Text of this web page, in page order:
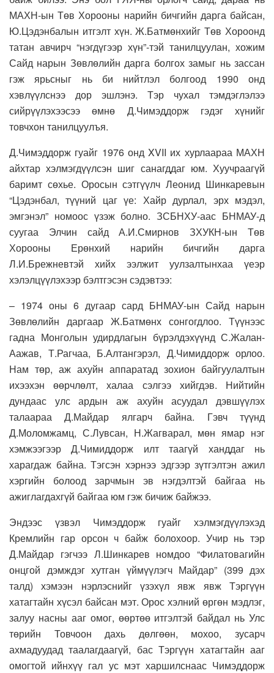
МАХН-ын Төв Хорооны нарийн бичгийн дарга байсан,
Ю.Цэдэнбалын итгэлт хүн. Ж.Батмөнхийг Төв Хороонд
татан авчирч “нэгдүгээр хүн”-тэй танилцуулан, хожим
Сайд нарын Зөвлөлийн дарга болгох замыг нь зассан
гэж ярьсныг нь би нийтлэл болгоод 1990 онд
хэвлүүлснээ дор эшлэнэ. Тэр чухал тэмдэглэлээ
сийрүүлэхээсээ өмнө Д.Чимэддорж гэдэг хүнийг
товчхон танилцуулъя.
Д.Чимэддорж гуайг 1976 онд XVII их хурлаараа МАХН
айхтар хэлмэгдүүлсэн шиг санагддаг юм. Хуучраагүй
баримт сөхье. Оросын сэтгүүлч Леонид Шинкаревын
“Цэдэнбал, түүний цаг үе: Хайр дурлал, эрх мэдэл,
эмгэнэл” номоос үзэж болно. ЗСБНХУ-аас БНМАУ-д
суугаа Элчин сайд А.И.Смирнов ЗХУКН-ын Төв
Хорооны Ерөнхий нарийн бичгийн дарга
Л.И.Брежневтэй хийх ээлжит уулзалтынхаа үеэр
хэлэлцүүлэхээр бэлтгэсэн сэдэвтээ:
– 1974 оны 6 дугаар сард БНМАУ-ын Сайд нарын
Зөвлөлийн даргаар Ж.Батмөнх сонгогдлоо. Түүнээс
гадна Монголын удирдлагын бүрэлдэхүүнд С.Жалан-
Аажав, Т.Рагчаа, Б.Алтангэрэл, Д.Чимиддорж орлоо.
Нам төр, аж ахуйн аппаратад зохион байгуулалтын
ихээхэн өөрчлөлт, халаа сэлгээ хийгдэв. Нийтийн
дундаас улс ардын аж ахуйн асуудал дэвшүүлэх
талаараа Д.Майдар ялгарч байна. Гэвч түүнд
Д.Моломжамц, С.Лувсан, Н.Жагварал, мөн ямар нэг
хэмжээгээр Д.Чимиддорж илт таагүй ханддаг нь
харагдаж байна. Тэгсэн хэрнээ эдгээр зүтгэлтэн ажил
хэргийн болоод зарчмын эв нэгдэлтэй байгаа нь
ажиглагдахгүй байгаа юм гэж бичиж байжээ.
Эндээс үзвэл Чимэддорж гуайг хэлмэгдүүлэхэд
Кремлийн гар орсон ч байж болохоор. Учир нь тэр
Д.Майдар гэгчээ Л.Шинкарев номдоо “Филатовагийн
онцгой дэмждэг хутган үймүүлэгч Майдар” (399 дэх
талд) хэмээн нэрлэснийг үзэхүл явж явж Тэргүүн
хатагтайн хүсэл байсан мэт. Орос хэлний өргөн мэдлэг,
залуу насны ааг омог, өөртөө итгэлтэй байдал нь Улс
төрийн Товчоон дахь дөлгөөн, мохоо, зусарч
ахмадуудад таалагдаагүй, бас Тэргүүн хатагтайн ааг
омогтой ийнхүү гал ус мэт харшилснаас Чимэддорж